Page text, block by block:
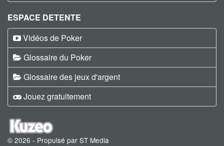
ESPACE DETENTE
Vidéos de Poker
Glossaire du Poker
Glossaire des jeux d'argent
Jouez gratuitement
© 2026 - Propulsé par ST Media